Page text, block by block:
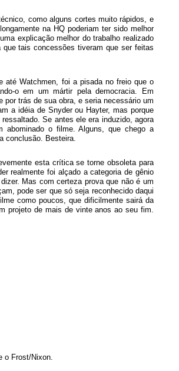
como alguns cortes muito rápidos, e
na HQ poderiam ter sido melhor
explicação melhor do trabalho realizado
tais concessões tiveram que ser feitas
até Watchmen, foi a pisada no freio que o
o em um mártir pela democracia. Em
trás de sua obra, e seria necessário um
a idéia de Snyder ou Hayter, mas porque
Se antes ele era induzido, agora
o filme. Alguns, que chego a
conclusão. Besteira.
esta crítica se torne obsoleta para
realmente foi alçado a categoria de gênio
Mas com certeza prova que não é um
pode ser que só seja reconhecido daqui
como poucos, que dificilmente sairá da
projeto de mais de vinte anos ao seu fim.
o Frost/Nixon.